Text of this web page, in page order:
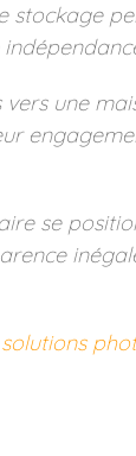
stockage
une
se